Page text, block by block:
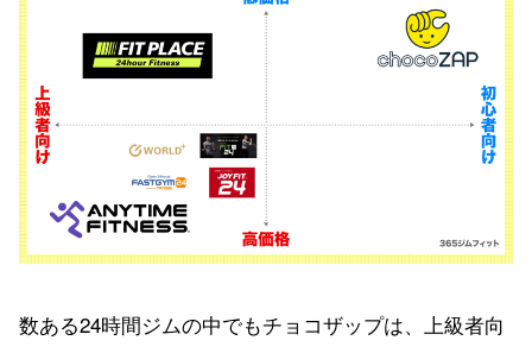
数ある24時間ジムの中でもチョコザップは、上級者向